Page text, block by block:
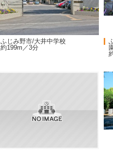
ふじみ野市/大井中学校
約199m／3分